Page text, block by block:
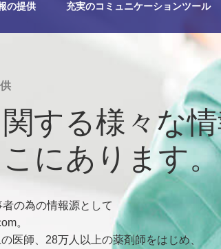
の提供 充実のコミュニケーションツール
する様々な
にあります。
の為の情報源として
。
医師、28万人以上の薬剤師をはじめ、